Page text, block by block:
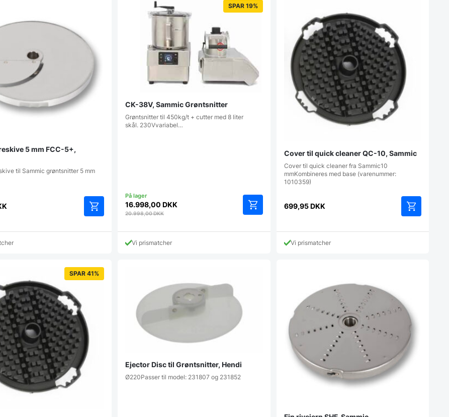
5 mm FCC-5+,
til Sammic grøntsnitter 5 mm
SPAR 19%
CK-38V, Sammic Grøntsnitter
Grøntsnitter til 450kg/t + cutter med 8 liter
skål. 230Vvariabel…
16.998,00DKK
20.998,00DKK
Vi prismatcher
Cover til quick cleaner QC-10, Sammic
Cover til quick cleaner fra Sammic10
mmKombineres med base (varenummer:
1010359)
699,95DKK
Vi prismatcher
SPAR 41%
Ejector Disc til Grøntsnitter, Hendi
Ø220Passer til model: 231807 og 231852